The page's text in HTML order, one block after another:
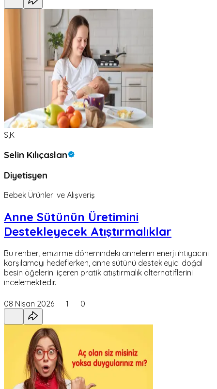
S,K
Selin Kılıçaslan
Diyetisyen
Bebek Ürünleri ve Alışveriş
Anne Sütünün Üretimini
Destekleyecek Atıştırmalıklar
Bu rehber, emzirme dönemindeki annelerin enerji ihtiyacını
karşılamayı hedeflerken, anne sütünü destekleyici doğal
besin öğelerini içeren pratik atıştırmalık alternatiflerini
incelemektedir.
08 Nisan 2026 1 0